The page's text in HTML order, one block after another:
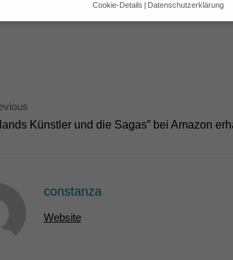
Künstler und die Sagas” bei Amazon
constanza
Website
Cookie-Details Datenschutzerklärung
die Verwendung Ihrer Daten finden Sie in
über alle verwendeten Cookies. Sie
grundlegende Funktionen und sind für die